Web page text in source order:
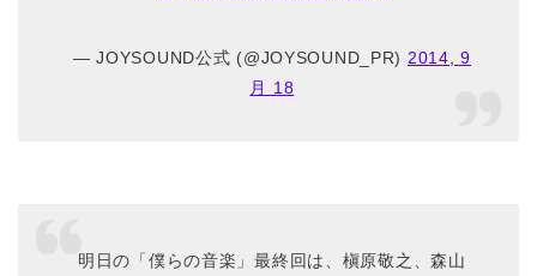
— JOYSOUND公式 (@JOYSOUND_PR) 2014, 9
月 18
明日の「僕らの音楽」最終回は、槇原敬之、森山